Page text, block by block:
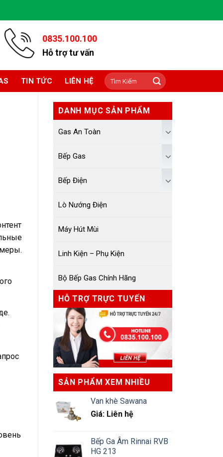
0835.100.100
Hỗ trợ tư vấn
TIN TỨC LIÊN HỆ
Tìm
kiếm:
DANH MỤC SẢN PHẨM
Gas An Toàn
Bếp Gas
Bếp Điện
Lò Nướng Điện
Máy Hút Mùi
Linh Kiện – Phụ Kiện
Bộ Bếp Gas Chính Hãng
HỖ TRỢ TRỰC TUYẾN
SẢN PHẨM XEM NHIỀU
Van khè Sawana
Giá: Liên hệ
Bếp Ga Âm Rinnai RVB
HG 213